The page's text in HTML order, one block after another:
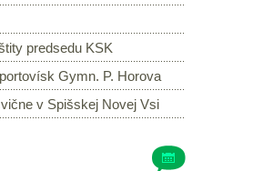
predsedu KSK
Gymn. P. Horova
v Spišskej Novej Vsi